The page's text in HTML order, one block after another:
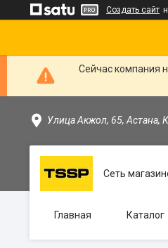
Создать сайт
Сейчас компания
Улица Акжол, 65, Астана,
Сеть
Главная Каталог